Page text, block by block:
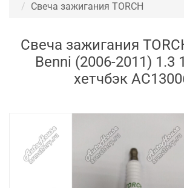
Свеча зажигания TORCH
Свеча зажигания
Benni (2006-2011) 1.3
хетчбэк